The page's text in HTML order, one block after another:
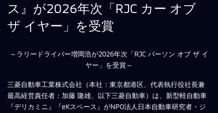
ス』が2026年次「RJC カー オブ
ザ イヤー」を受賞
～ラリードライバー増岡浩が2026年次「RJC パーソン オブ ザ イ
ヤー」を受賞～
三菱自動車工業株式会社（本社：東京都港区、代表執行役社長兼
最高経営責任者：加藤 隆雄、以下三菱自動車）は、新型軽自動車
『デリカミニ』『eKスペース』がNPO法人日本自動車研究者・ジ